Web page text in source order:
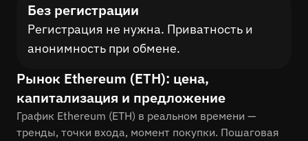
Без регистрации
Регистрация не нужна. Приватность и
анонимность при обмене.
Рынок Ethereum (ETH): цена,
капитализация и предложение
График Ethereum (ETH) в реальном времени —
тренды, точки входа, момент покупки. Пошаговая